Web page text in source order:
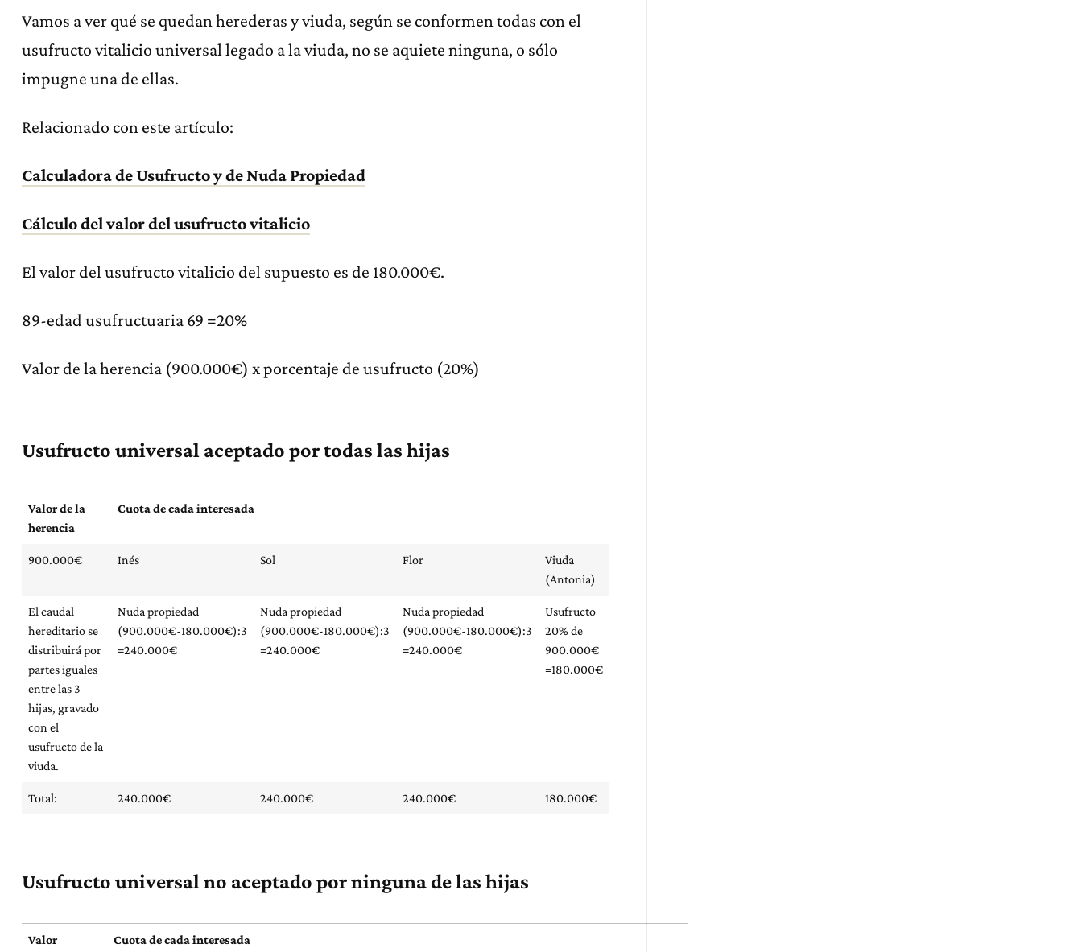
Vamos a ver qué se quedan herederas y viuda, según se conformen todas con el
usufructo vitalicio universal legado a la viuda, no se aquiete ninguna, o sólo
impugne una de ellas.
Relacionado con este artículo:
Calculadora de Usufructo y de Nuda Propiedad
Cálculo del valor del usufructo vitalicio
El valor del usufructo vitalicio del supuesto es de 180.000€.
89-edad usufructuaria 69 =20%
Valor de la herencia (900.000€) x porcentaje de usufructo (20%)
Usufructo universal aceptado por todas las hijas
Valor de la
herencia
Cuota de cada interesada
900.000€ Inés Sol Flor
Viuda
(Antonia)
El caudal
hereditario se
distribuirá por
partes iguales
entre las 3
hijas, gravado
con el
usufructo de la
viuda.
Nuda propiedad
(900.000€-180.000€):3
=240.000€
Nuda propiedad
(900.000€-180.000€):3
=240.000€
Nuda propiedad
(900.000€-180.000€):3
=240.000€
Usufructo
20% de
900.000€
=180.000€
Total: 240.000€ 240.000€ 240.000€ 180.000€
Usufructo universal no aceptado por ninguna de las hijas
Valor Cuota de cada interesada